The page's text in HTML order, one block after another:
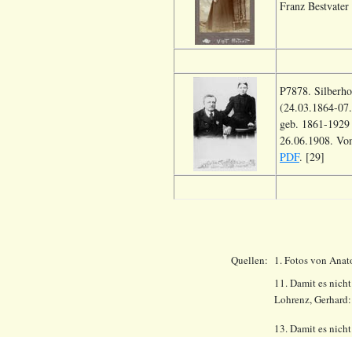
Franz
P7878.
(24.03.1864-
geb. 1861-
26.06.1908.
PDF. [29]
Quellen: 1. Fotos von
11. Damit es
Lohrenz,
13. Damit es